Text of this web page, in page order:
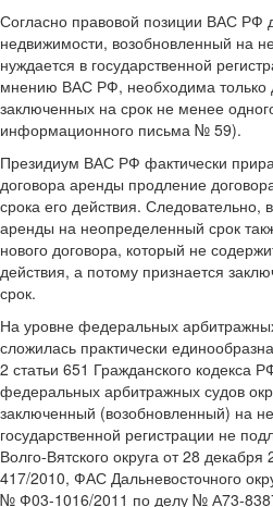
Согласно правовой позиции ВАС РФ
недвижимости, возобновленный на
нуждается в государственной
мнению ВАС РФ, необходима только
заключенных на срок не менее
информационного письма № 59).
Президиум ВАС РФ фактически
договора аренды продление
срока его действия. Следовательно,
аренды на неопределенный срок
нового договора, который не
действия, а потому признается
срок.
На уровне федеральных
сложилась практически
2 статьи 651 Гражданского кодекса
федеральных арбитражных судов
заключенный (возобновленный) на
государственной регистрации не
Волго-Вятского округа от 28
417/2010, ФАС Дальневосточного
№ Ф03-1016/2011 по делу № А73-